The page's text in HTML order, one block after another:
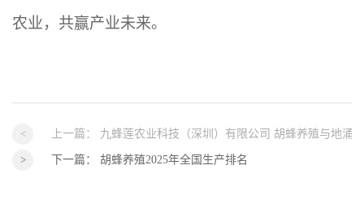
农业，共赢产业未来。
上一篇： 九蜂莲农业科技（深圳）有限公司 胡蜂养殖与地涌
下一篇： 胡蜂养殖2025年全国生产排名